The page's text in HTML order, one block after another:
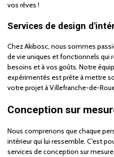
vos rêves !
Services de design
Chez Akibosc, nous sommes
de vie uniques et fonctionnels qui
besoins et à vos goûts. Notre
expérimentés est prête à mettre
votre projet à Villefranche-de-
Conception sur
Nous comprenons que chaque
intérieur qui lui ressemble. C'est
services de conception sur